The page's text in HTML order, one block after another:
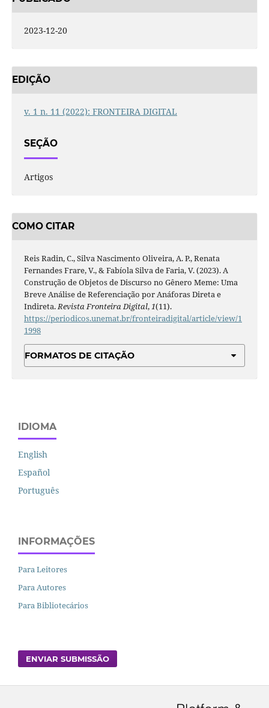
2023-12-20
EDIÇÃO
v. 1 n. 11 (2022): FRONTEIRA DIGITAL
SEÇÃO
Artigos
COMO CITAR
Reis Radin, C., Silva Nascimento Oliveira, A. P., Renata
Fernandes Frare, V., & Fabíola Silva de Faria, V. (2023). A
Construção de Objetos de Discurso no Gênero Meme: Uma
Breve Análise de Referenciação por Anáforas Direta e
Indireta.Revista Fronteira Digital,1(11).
https://periodicos.unemat.br/fronteiradigital/article/view/1
1998
FORMATOS DE CITAÇÃO
IDIOMA
English
Español
Português
INFORMAÇÕES
Para Leitores
Para Autores
Para Bibliotecários
ENVIAR SUBMISSÃO